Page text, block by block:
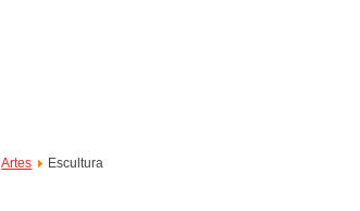
Artes Escultura